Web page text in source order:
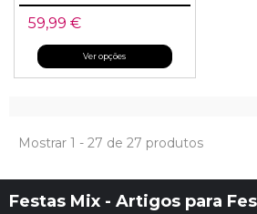
59,99 €
Ver opções
Mostrar 1 - 27 de 27 produtos
Festas Mix - Artigos para